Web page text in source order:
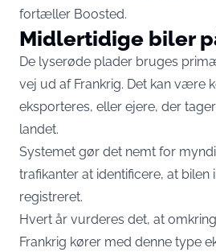
fortæller Boosted.
Midlertidige biler
De lyserøde plader bruges
vej ud af Frankrig. Det kan være
eksporteres, eller ejere, der
landet.
Systemet gør det nemt for
trafikanter at identificere, at bilen
registreret.
Hvert år vurderes det, at
Frankrig kører med denne type